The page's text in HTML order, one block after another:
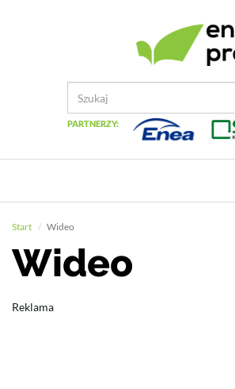
PARTNERZY:
Start Wideo
Wideo
Reklama